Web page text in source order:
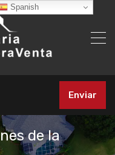
Enviar
de la
Spanish